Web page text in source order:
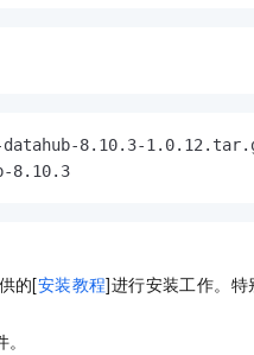
8.10.3-
8.10.3
的[安装教程]进行安装工作。特